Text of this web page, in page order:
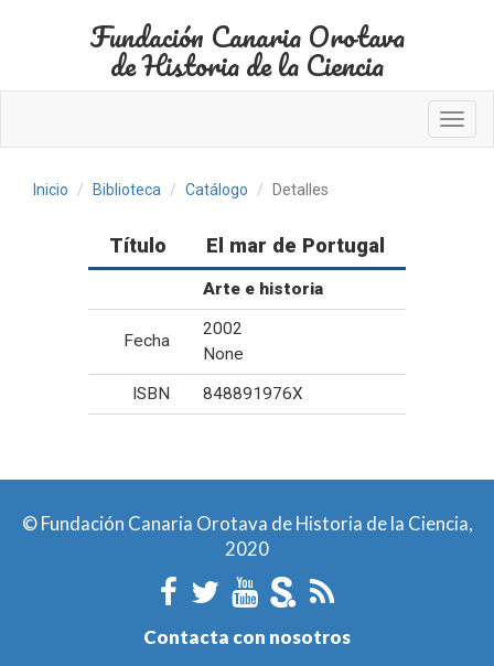
Fundación Canaria Orotava
de Historia de la Ciencia
Inicio Biblioteca Catálogo Detalles
Título El mar de Portugal
Arte e historia
Fecha
2002
None
ISBN
848891976X
© Fundación Canaria Orotava de Historia de la Ciencia,
2020
Contacta con nosotros